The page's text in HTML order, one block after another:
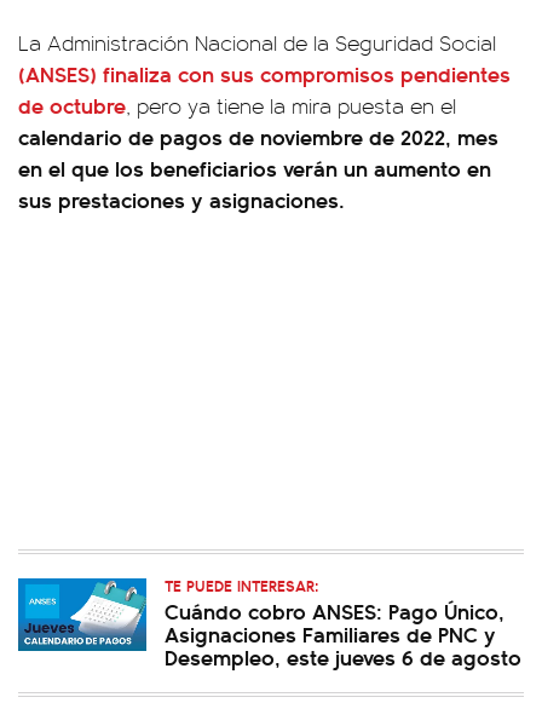
La Administración Nacional de la Seguridad Social
(ANSES) finaliza con sus compromisos pendientes
de octubre, pero ya tiene la mira puesta en el
calendario de pagos de noviembre de 2022, mes
en el que los beneficiarios verán un aumento en
sus prestaciones y asignaciones.
TE PUEDE INTERESAR:
Cuándo cobro ANSES: Pago Único,
Asignaciones Familiares de PNC y
Desempleo, este jueves 6 de agosto